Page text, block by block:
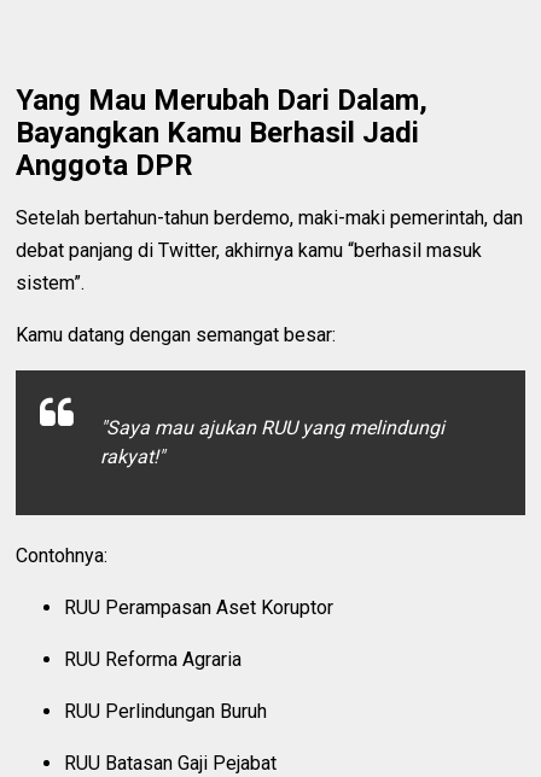
Yang Mau Merubah Dari Dalam,
Bayangkan Kamu Berhasil Jadi
Anggota DPR
Setelah bertahun-tahun berdemo, maki-maki pemerintah, dan
debat panjang di Twitter, akhirnya kamu “berhasil masuk
sistem”.
Kamu datang dengan semangat besar:
"Saya mau ajukan RUU yang melindungi
rakyat!"
Contohnya:
RUU Perampasan Aset Koruptor
RUU Reforma Agraria
RUU Perlindungan Buruh
RUU Batasan Gaji Pejabat